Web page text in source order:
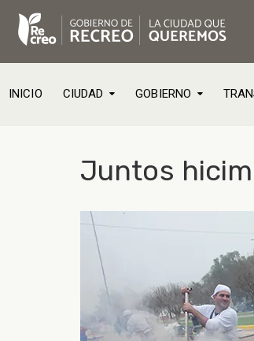
INICIO CIUDAD GOBIERNO
Juntos